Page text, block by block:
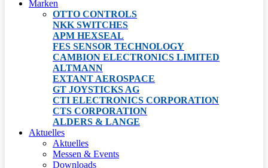
Marken
OTTO CONTROLS
NKK SWITCHES
APM HEXSEAL
FES SENSOR TECHNOLOGY
CAMBION ELECTRONICS LIMITED
ALTMANN
EXTANT AEROSPACE
GT JOYSTICKS AG
CTI ELECTRONICS CORPORATION
CTS CORPORATION
ALDERS & LANGE
Aktuelles
Aktuelles
Messen & Events
Downloads